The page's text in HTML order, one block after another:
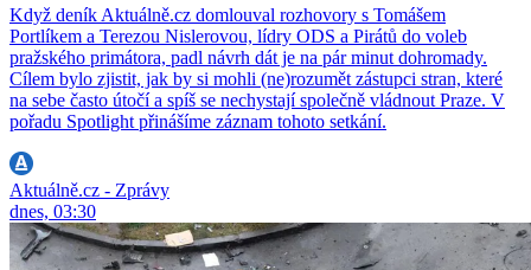
Když deník Aktuálně.cz domlouval rozhovory s Tomášem
Portlíkem a Terezou Nislerovou, lídry ODS a Pirátů do voleb
pražského primátora, padl návrh dát je na pár minut dohromady.
Cílem bylo zjistit, jak by si mohli (ne)rozumět zástupci stran, které
na sebe často útočí a spíš se nechystají společně vládnout Praze. V
pořadu Spotlight přinášíme záznam tohoto setkání.
Aktuálně.cz - Zprávy
dnes, 03:30